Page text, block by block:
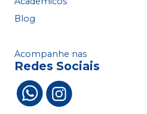
Blog
Acompanhe nas
Redes Sociais